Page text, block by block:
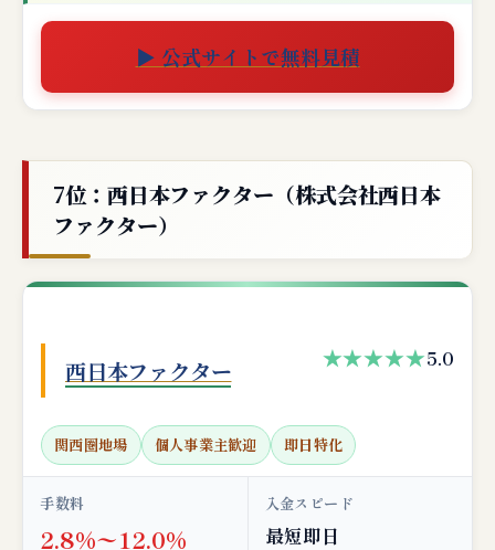
▶ 公式サイトで無料見積
7位：西日本ファクター（株式会社西日本
ファクター）
西日本ファクター ★★★★★5.0
関西圏地場 個人事業主歓迎 即日特化
手数料
2.8%〜12.0%
入金スピード
最短即日